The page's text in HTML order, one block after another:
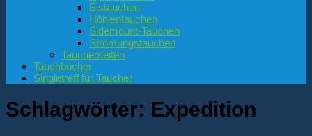
Eistauchen
Höhlentauchen
Sidemount-Tauchen
Strömungstauchen
Taucherseiten
Tauchbücher
Singletreff für Taucher
Schlagwörter: Expedition